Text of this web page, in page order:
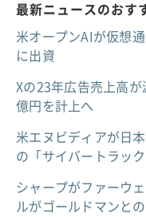
最新ニュースのおす
米オープンAIが仮想
に出資
Xの23年広告売上高
億円を計上へ
米エヌビディアが日
の「サイバートラッ
シャープがファーウ
ルがゴールドマンと